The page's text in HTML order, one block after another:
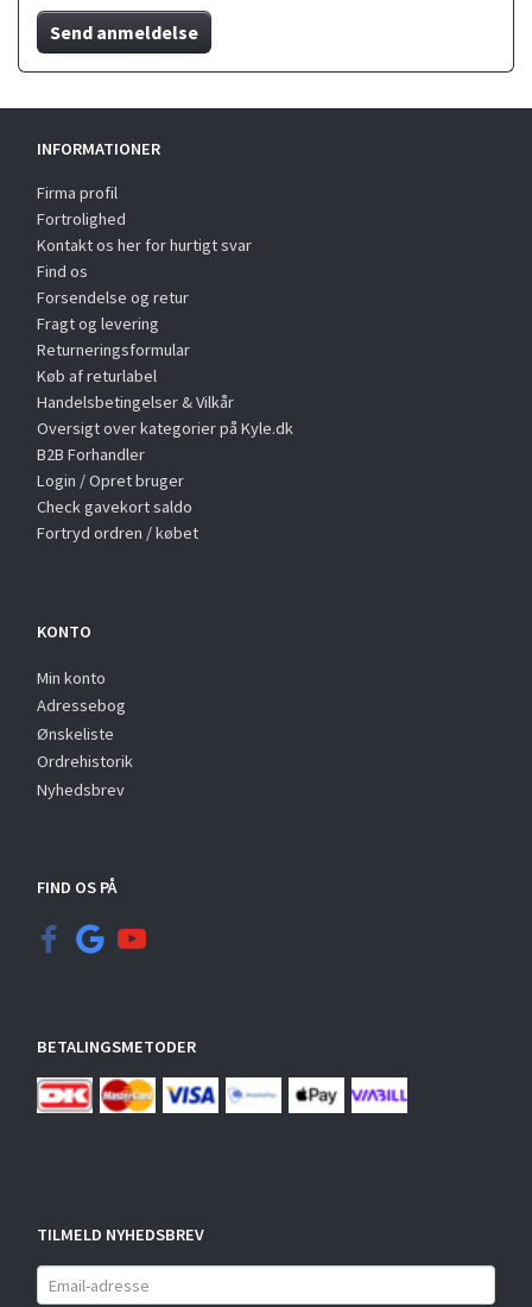
Send anmeldelse
INFORMATIONER
Firma profil
Fortrolighed
Kontakt os her for hurtigt svar
Find os
Forsendelse og retur
Fragt og levering
Returneringsformular
Køb af returlabel
Handelsbetingelser & Vilkår
Oversigt over kategorier på Kyle.dk
B2B Forhandler
Login / Opret bruger
Check gavekort saldo
Fortryd ordren / købet
KONTO
Min konto
Adressebog
Ønskeliste
Ordrehistorik
Nyhedsbrev
FIND OS PÅ
BETALINGSMETODER
TILMELD NYHEDSBREV
Email-
adresse